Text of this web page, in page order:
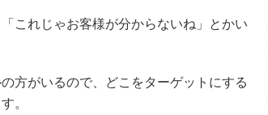
これじゃお客様が分からないね」とかい
方がいるので、どこをターゲットにする
。